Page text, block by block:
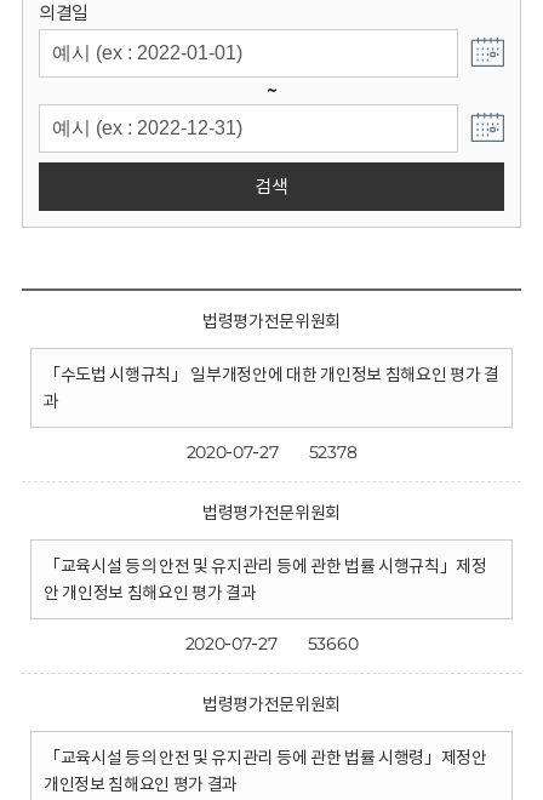
의결일
~
검색
법령평가전문위원회
「수도법 시행규칙」 일부개정안에 대한 개인정보 침해요인 평가 결
과
2020-07-27 52378
법령평가전문위원회
「교육시설 등의 안전 및 유지관리 등에 관한 법률 시행규칙」제정
안 개인정보 침해요인 평가 결과
2020-07-27 53660
법령평가전문위원회
「교육시설 등의 안전 및 유지관리 등에 관한 법률 시행령」제정안
개인정보 침해요인 평가 결과